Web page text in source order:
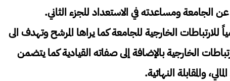
عن الجامعة ومساعدته في الاستعداد للجزء الثاني.
للارتباطات الخارجية للجامعة كما يراها المرشح وتهدف الى
الخارجية بالإضافة إلى صفاته القيادية كما يتضمن
والمقابلة النهائية.